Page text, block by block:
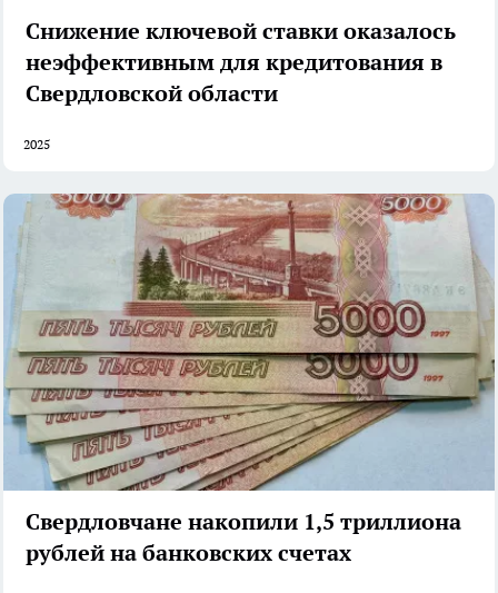
Снижение ключевой ставки оказалось
неэффективным для кредитования в
Свердловской области
2025
Свердловчане накопили 1,5 триллиона
рублей на банковских счетах